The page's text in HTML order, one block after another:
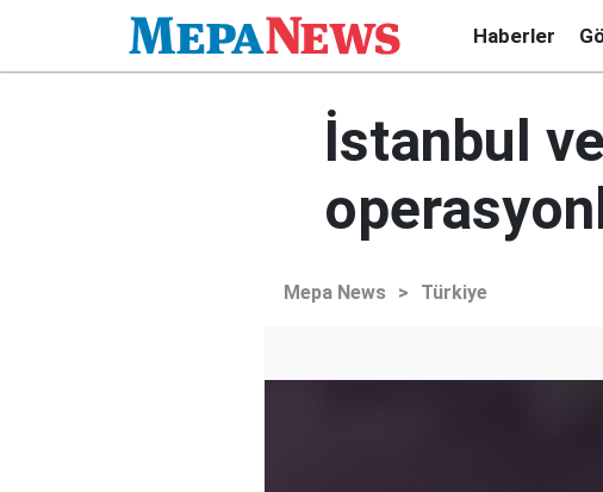
Haberler
İstanbul
Mepa News > Türkiye